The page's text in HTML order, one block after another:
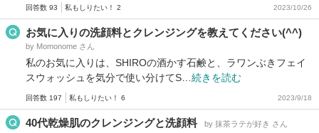
回答数 93 私もしりたい！ 2 2023/10/26
お気に入りの洗顔料とクレンジングを教えてください(^^)
by Momonome さん
私のお気に入りは、SHIROの酒かす石鹸と、ラワンぶきフェイ
スウォッシュを気分で使い分けてS… 続きを読む
回答数 197 私もしりたい！ 6 2023/9/18
40代乾燥肌のクレンジングと洗顔料 by 抹茶ラテが好き さん